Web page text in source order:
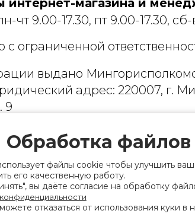
магазина и
чт 9.00-17.30, пт 9.00-17.30,
ограниченной
выдано
адрес: 220007, г.
9
связанную с
Республики
а также лица
их прав,
телефонов
комитета,
Обработка
файлы cookie чтобы улучшить
его качественную работу.
вы даёте согласие на обработку
отказаться от использования куки в